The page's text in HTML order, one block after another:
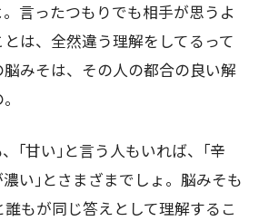
言ったつもりでも相手が思うよ
は、全然違う理解をしてるって
みそは、その人の都合の良い解
｢甘い｣と言う人もいれば、｢辛
濃い｣とさまざまでしょ。脳みそも
もが同じ答えとして理解するこ